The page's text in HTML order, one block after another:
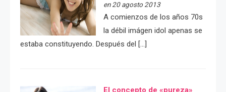
en 20 agosto 2013
A comienzos de los años 70s
la débil imágen idol apenas se
estaba constituyendo. Después del […]
El concepto de «pureza»